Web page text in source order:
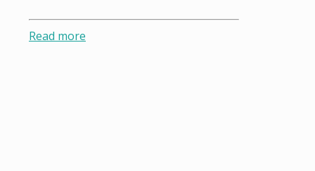
Read more